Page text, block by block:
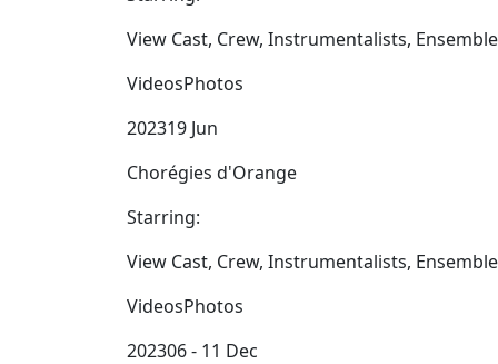
View Cast, Crew, Instrumentalists,
VideosPhotos
202319 Jun
Chorégies d'Orange
Starring:
View Cast, Crew, Instrumentalists,
VideosPhotos
202306 - 11 Dec